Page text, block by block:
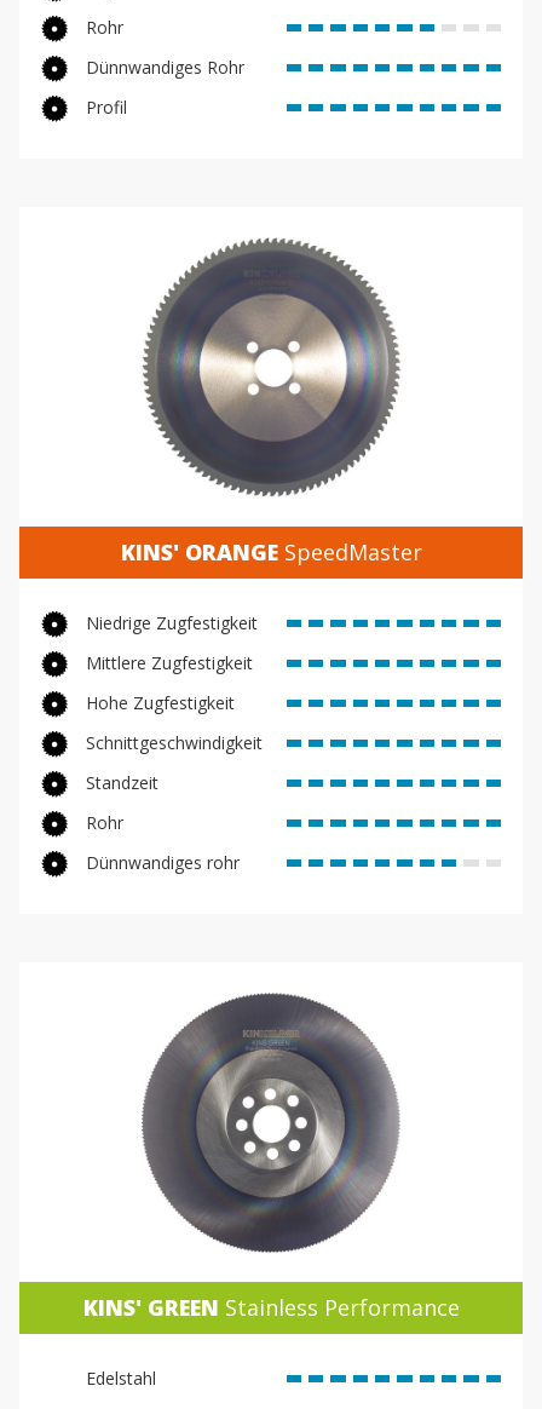
Rohr
Dünnwandiges Rohr
Profil
KINS' ORANGESpeedMaster
Niedrige Zugfestigkeit
Mittlere Zugfestigkeit
Hohe Zugfestigkeit
Schnittgeschwindigkeit
Standzeit
Rohr
Dünnwandiges rohr
KINS' GREEN Stainless Performance
Edelstahl